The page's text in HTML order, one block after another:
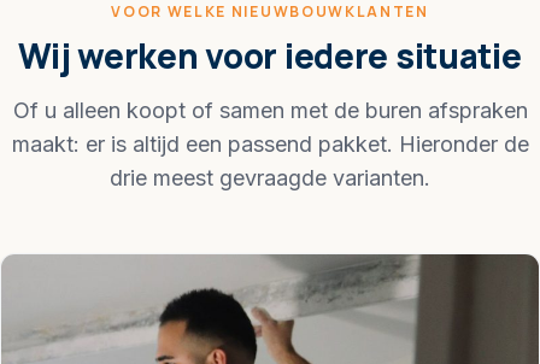
VOOR WELKE NIEUWBOUWKLANTEN
Wij werken voor iedere situatie
Of u alleen koopt of samen met de buren afspraken
maakt: er is altijd een passend pakket. Hieronder de
drie meest gevraagde varianten.